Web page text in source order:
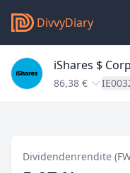
DivvyDiary
iShares $
86,38 €
Dividendenrendite